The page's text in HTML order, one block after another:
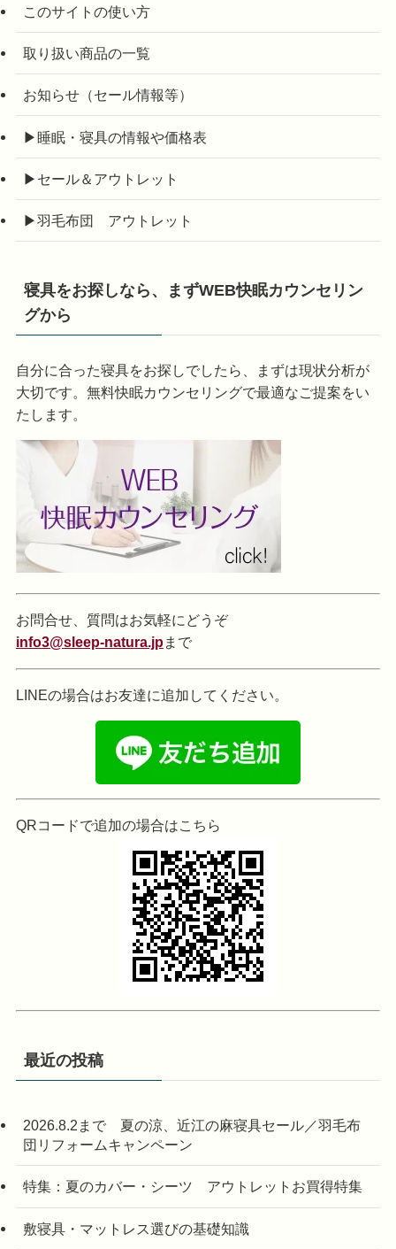
このサイトの使い方
取り扱い商品の一覧
お知らせ（セール情報等）
▶睡眠・寝具の情報や価格表
▶セール＆アウトレット
▶羽毛布団 アウトレット
寝具をお探しなら、まずWEB快眠カウンセリン
グから
自分に合った寝具をお探しでしたら、まずは現状分析が
大切です。無料快眠カウンセリングで最適なご提案をい
たします。
お問合せ、質問はお気軽にどうぞ
info3@sleep-natura.jpまで
LINEの場合はお友達に追加してください。
QRコードで追加の場合はこちら
最近の投稿
2026.8.2まで 夏の涼、近江の麻寝具セール／羽毛布
団リフォームキャンペーン
特集：夏のカバー・シーツ アウトレットお買得特集
敷寝具・マットレス選びの基礎知識